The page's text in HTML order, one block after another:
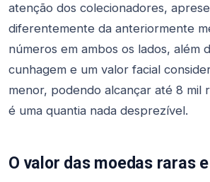
atenção dos colecionadores,
diferentemente da anteriormente
números em ambos os lados, além
cunhagem e um valor facial
menor, podendo alcançar até 8 mil
é uma quantia nada desprezível.
O valor das moedas raras